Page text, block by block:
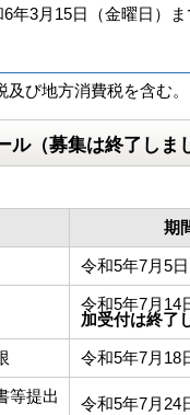
年3月15日（金曜日）ま
及び地方消費税を含む。
ル（募集は終了しま
期
令和5年7月5日
令和5年7月
加受付は終了
令和5年7月18
等提出
令和5年7月24